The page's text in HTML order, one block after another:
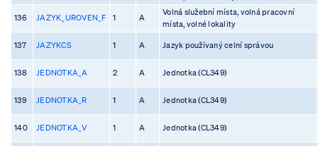
136 JAZYK_UROVEN_F 1 A
Volná služební místa, volná pracovní
místa, volné lokality
137 JAZYKCS 1 A Jazyk používaný celní správou
138 JEDNOTKA_A 2 A Jednotka (CL349)
139 JEDNOTKA_R 1 A Jednotka (CL349)
140 JEDNOTKA_V 1 A Jednotka (CL349)